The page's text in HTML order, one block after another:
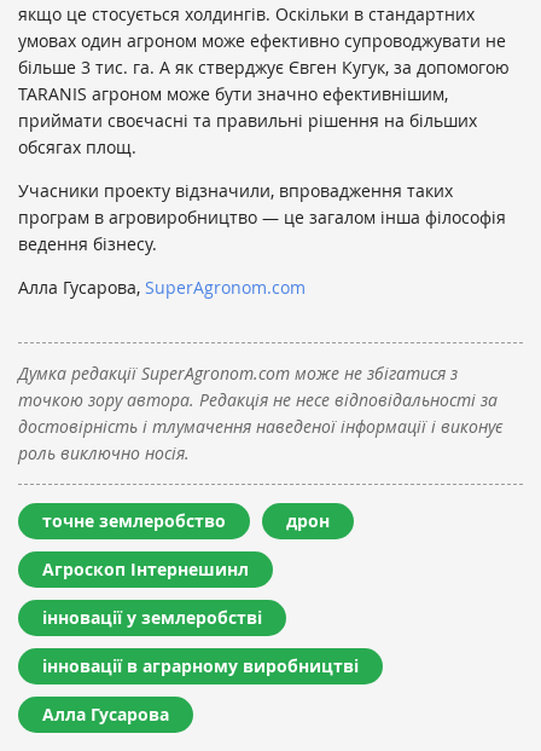
якщо це стосується холдингів. Оскільки в стандартних
умовах один агроном може ефективно супроводжувати не
більше 3 тис. га. А як стверджує Євген Кугук, за допомогою
TARANIS агроном може бути значно ефективнішим,
приймати своєчасні та правильні рішення на більших
обсягах площ.
Учасники проекту відзначили, впровадження таких
програм в агровиробництво — це загалом інша філософія
ведення бізнесу.
Алла Гусарова, SuperAgronom.com
Думка редакції SuperAgronom.com може не збігатися з
точкою зору автора. Редакція не несе відповідальності за
достовірність і тлумачення наведеної інформації і виконує
роль виключно носія.
точне землеробство дрон
Агроскоп Інтернешинл
інновації у землеробстві
інновації в аграрному виробництві
Алла Гусарова